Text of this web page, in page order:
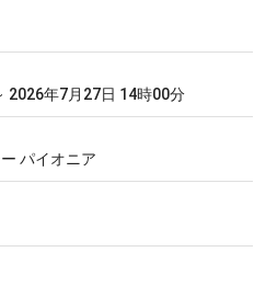
2026年7月27日 14時00分
パイオニア